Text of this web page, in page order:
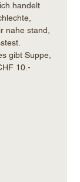
handelt
nahe stand,
gibt Suppe,
10.-